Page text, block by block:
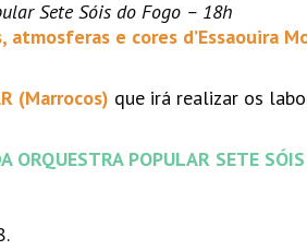
Sete Sóis do Fogo – 18h
atmosferas e cores d’Essaouira
(Marrocos) que irá realizar os
ORQUESTRA POPULAR SETE